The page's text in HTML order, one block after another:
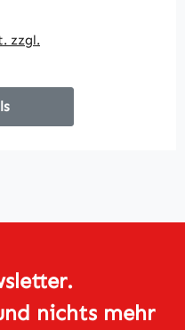
zzgl.
nichts mehr